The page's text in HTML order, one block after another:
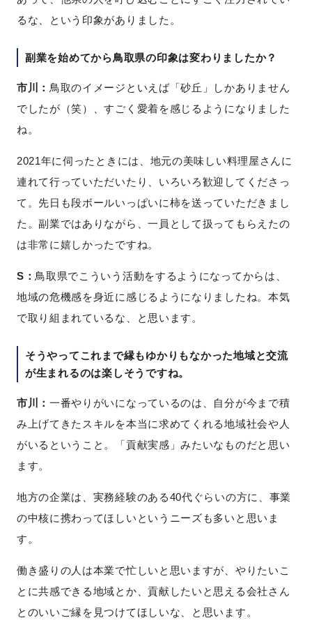
るな、という印象がありました。
副業を始めてから鳥取県の印象は変わりましたか？
市川： 鳥取のイメージといえば「砂丘」しかありません
でしたが（笑）、すごく愛着を感じるようになりました
ね。
2021年に伺ったときには、地元の美味しい料理屋さんに
連れて行っていただいたり、いろいろ歓迎してくださっ
て。先日も段ボールいっぱいに柿を送っていただきまし
た。副業ではありながら、一員として扱ってもらえたの
は非常に嬉しかったですね。
S： 鳥取県でこういう活動をするようになってからは、
地域の危機感を身近に感じるようになりましたね。本気
で取り組まれているな、と思います。
そうやってこれまで縁もゆかりもなかった地域と交流
が生まれるのは楽しそうですね。
市川： 一番やりがいになっているのは、自分が今まで積
み上げてきたスキルを本当に求めてくれる地域社会や人
がいるということ。「貢献実感」みたいなものだと思い
ます。
地方の企業は、実務経験のある40代ぐらいの方に、事業
の中核に携わってほしいというニーズも多いと思いま
す。
働き盛りの人は本業で忙しいと思いますが、やりたいこ
とに共感できる地域とか、貢献したいと思える会社さん
とのいいご縁を見つけてほしいな、と思います。